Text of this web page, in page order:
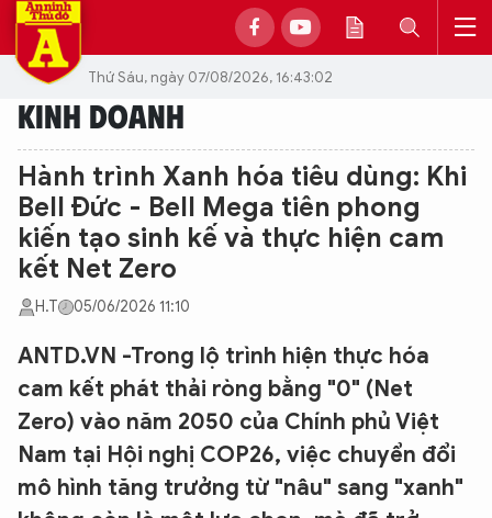
Thứ Sáu, ngày 07/08/2026, 16:43:02
KINH DOANH
Hành trình Xanh hóa tiêu dùng: Khi
Bell Đức - Bell Mega tiên phong
kiến tạo sinh kế và thực hiện cam
kết Net Zero
H.T 05/06/2026 11:10
ANTD.VN -Trong lộ trình hiện thực hóa
cam kết phát thải ròng bằng "0" (Net
Zero) vào năm 2050 của Chính phủ Việt
Nam tại Hội nghị COP26, việc chuyển đổi
mô hình tăng trưởng từ "nâu" sang "xanh"